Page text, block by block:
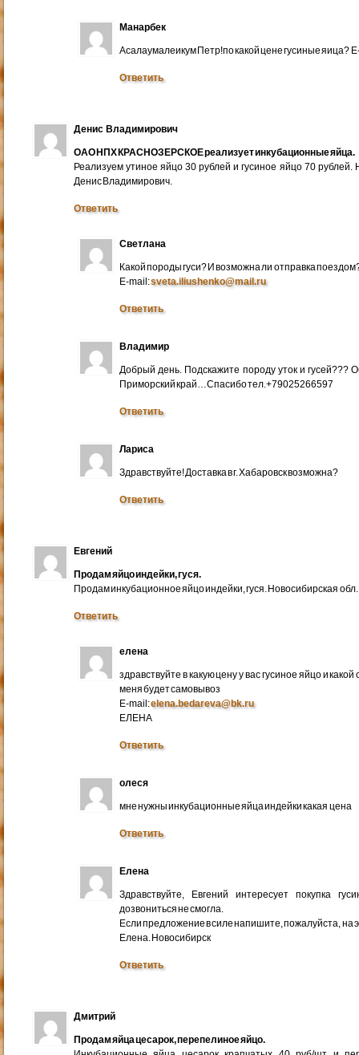
Манарбек
Асалаумалеикум Петр!по какой цене гусиные яица?
Ответить
Денис Владимирович
ОАО НПХ КРАСНОЗЕРСКОЕ реализует инкубационные яйца.
Реализуем утиное яйцо 30 рублей и гусиное яйцо 70
Денис Владимирович.
Ответить
Светлана
Какой породы гуси? И возможна ли отправка
E-mail:sveta.iliushenko@mail.ru
Ответить
Владимир
Добрый день. Подскажите породу уток и гусей???
Приморский край…Спасибо тел.+79025266597
Ответить
Лариса
Здравствуйте! Доставка в г. Хабаровск возможна?
Ответить
Евгений
Продам яйцо индейки, гуся.
Продам инкубационное яйцо индейки, гуся. Новосибирская
Ответить
елена
здравствуйте в какую цену у вас гусиное яйцо и
меня будет самовывоз
E-mail:elena.bedareva@bk.ru
ЕЛЕНА
Ответить
олеся
мне нужны инкубационные яйца индейки какая цена
Ответить
Елена
Здравствуйте, Евгений интересует покупка
дозвониться не смогла.
Если предложение в силе напишите, пожалуйста, на
Елена. Новосибирск
Ответить
Дмитрий
Продам яйца цесарок, перепелиное яйцо.